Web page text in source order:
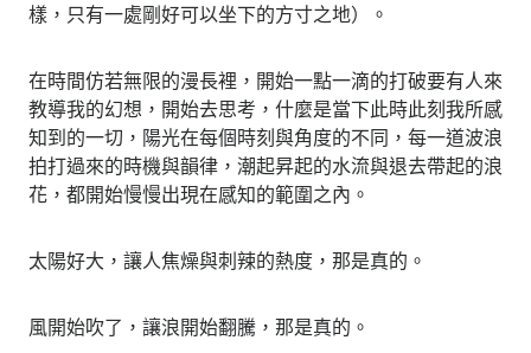
樣，只有一處剛好可以坐下的方寸之地）。
在時間仿若無限的漫長裡，開始一點一滴的打破要有人來
教導我的幻想，開始去思考，什麼是當下此時此刻我所感
知到的一切，陽光在每個時刻與角度的不同，每一道波浪
拍打過來的時機與韻律，潮起昇起的水流與退去帶起的浪
花，都開始慢慢出現在感知的範圍之內。
太陽好大，讓人焦燥與刺辣的熱度，那是真的。
風開始吹了，讓浪開始翻騰，那是真的。